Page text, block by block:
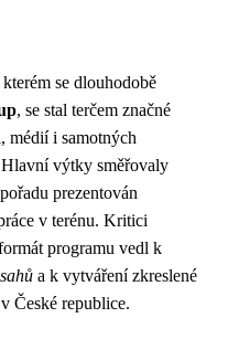
kterém se dlouhodobě
, se stal terčem značné
médií i samotných
výtky směřovaly
prezentován
v terénu. Kritici
programu vedl k
a k vytváření zkreslené
České republice.